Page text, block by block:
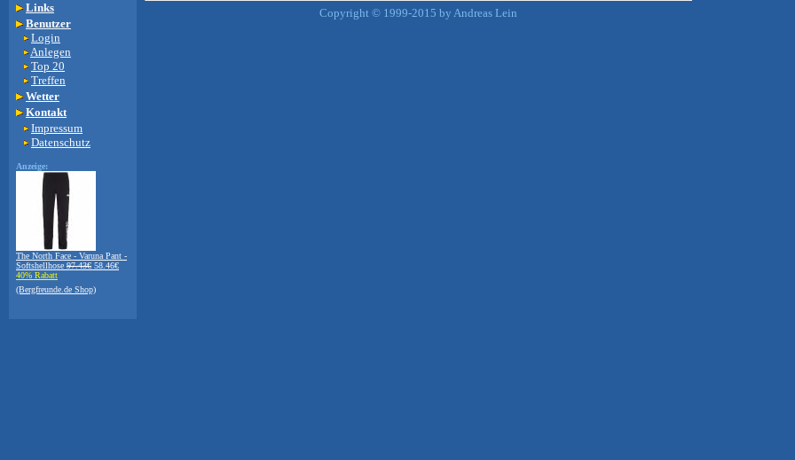
Links
Benutzer
Login
Anlegen
Top 20
Treffen
Wetter
Kontakt
Impressum
Datenschutz
Anzeige:
The North Face - Varuna Pant -
Softshellhose 97.43€ 58.46€
40% Rabatt
(Bergfreunde.de Shop)
Copyright © 1999-2015 by Andreas Lein